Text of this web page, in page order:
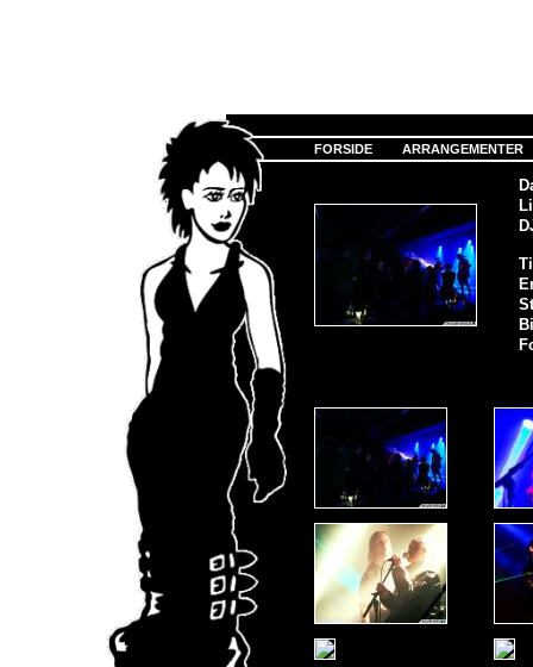
FORSIDE ARRANGEMENTER